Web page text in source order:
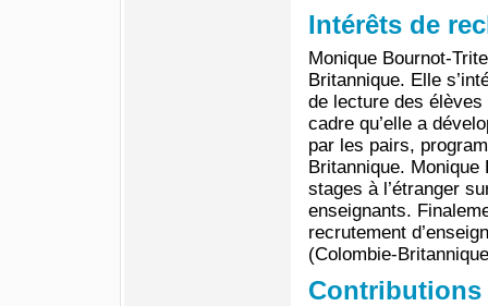
Intérêts de
Monique Bournot-
Britannique. Elle
de lecture des élèves
cadre qu’elle a
par les pairs,
Britannique.
stages à l’étranger
enseignants.
recrutement
(Colombie-
Contributions